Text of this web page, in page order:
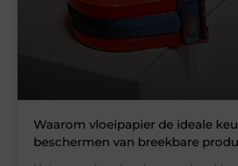
Waarom vloeipapier de ideale
beschermen van breekbare